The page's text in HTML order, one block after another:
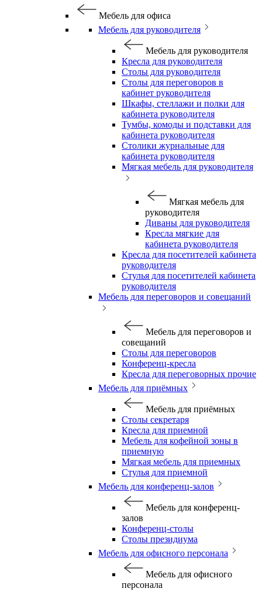
Мебель для офиса
Мебель для руководителя
Мебель для руководителя
Кресла для руководителя
Столы для руководителя
Столы для переговоров в
кабинет руководителя
Шкафы, стеллажи и полки для
кабинета руководителя
Тумбы, комоды и подставки для
кабинета руководителя
Столики журнальные для
кабинета руководителя
Мягкая мебель для руководителя
Мягкая мебель для
руководителя
Диваны для руководителя
Кресла мягкие для
кабинета руководителя
Кресла для посетителей кабинета
руководителя
Стулья для посетителей кабинета
руководителя
Мебель для переговоров и совещаний
Мебель для переговоров и
совещаний
Столы для переговоров
Конференц-кресла
Кресла для переговорных прочие
Мебель для приёмных
Мебель для приёмных
Столы секретаря
Кресла для приемной
Мебель для кофейной зоны в
приемную
Мягкая мебель для приемных
Стулья для приемной
Мебель для конференц-залов
Мебель для конференц-
залов
Конференц-столы
Столы президиума
Мебель для офисного персонала
Мебель для офисного
персонала